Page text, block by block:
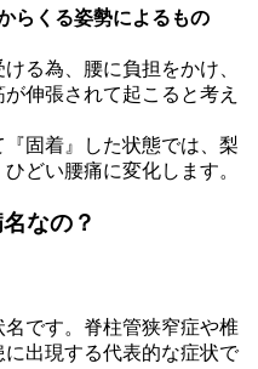
らくる姿勢によるもの
る為、腰に負担をかけ、
伸張されて起こると考え
固着』した状態では、梨
どい腰痛に変化します。
なの？
です。脊柱管狭窄症や椎
出現する代表的な症状で